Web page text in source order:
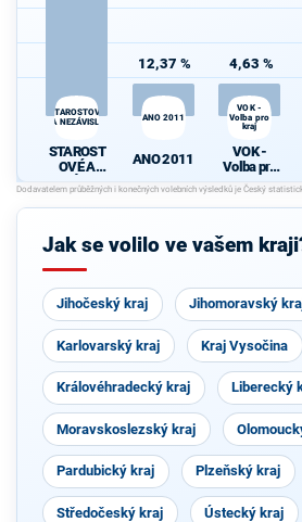
STAROSTOVÉ
A NEZÁVISLÍ
STAROST
OVÉ A
NEZÁVISL
Í
12,37 %
ANO 2011
ANO 2011
4,63 %
VOK -
Volba pro
kraj
VOK -
Volba pro
kraj
Jak se volilo ve vašem
Jihočeský kraj Jihomoravský
Karlovarský kraj Kraj Vysočina
Královéhradecký kraj Liberecký
Moravskoslezský kraj
Pardubický kraj Plzeňský kraj
Středočeský kraj Ústecký kraj